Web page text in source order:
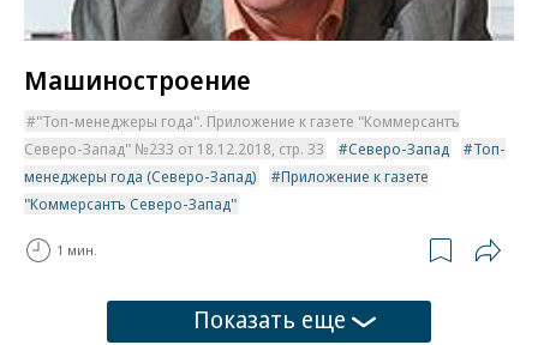
Машиностроение
"Топ-менеджеры года". Приложение к газете "Коммерсантъ
Северо-Запад" №233 от 18.12.2018, стр. 33
Северо-Запад
Топ-
менеджеры года (Северо-Запад)
Приложение к газете
"Коммерсантъ Северо-Запад"
1 мин.
Показать еще